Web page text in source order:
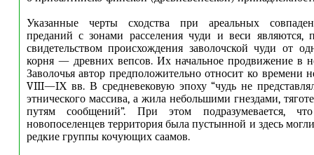
Указанные черты сходства при ареальных
преданий с зонами расселения чуди и веси являются,
свидетельством происхождения заволочской чуди от
корня — древних вепсов. Их начальное продвижение в
Заволочья автор предположительно относит ко времени
VIII—IХ вв. В средневековую эпоху “чудь не
этнического массива, а жила небольшими гнездами,
путям сообщений”. При этом подразумевается,
новопоселенцев территория была пустынной и здесь
редкие группы кочующих саамов.